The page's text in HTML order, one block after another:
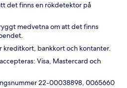
det finns en rökdetektor på
medvetna om att det finns
kreditkort, bankkort och kontanter.
Visa, Mastercard och
22-00038898, 0065660